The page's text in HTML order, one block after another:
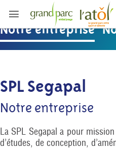
À PROPOS DU GRAND
Notre entreprise
SPL Segapal
Notre entreprise
La SPL Segapal a pour
d’études, de conception,